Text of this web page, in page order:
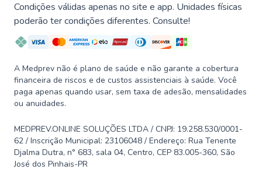
Condições válidas apenas no site e app. Unidades físicas
poderão ter condições diferentes. Consulte!
A Medprev não é plano de saúde e não garante a cobertura
financeira de riscos e de custos assistenciais à saúde. Você
paga apenas quando usar, sem taxa de adesão, mensalidades
ou anuidades.
MEDPREV.ONLINE SOLUÇÕES LTDA / CNPJ: 19.258.530/0001-
62 / Inscrição Municipal: 23106048 / Endereço: Rua Tenente
Djalma Dutra, n° 683, sala 04, Centro, CEP 83.005-360, São
José dos Pinhais-PR